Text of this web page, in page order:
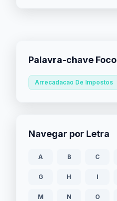
Palavra-chave Foco
Arrecadacao De Impostos
Navegar por Letra
A B C
G H I
M N O